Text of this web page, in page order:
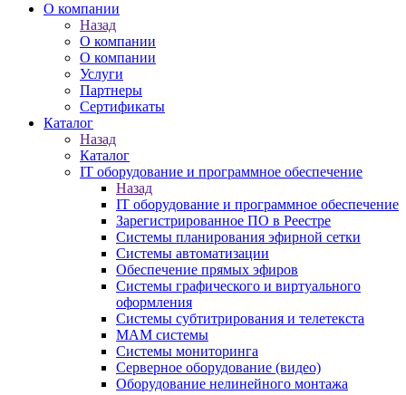
О компании
Назад
О компании
О компании
Услуги
Партнеры
Сертификаты
Каталог
Назад
Каталог
IT оборудование и программное обеспечение
Назад
IT оборудование и программное обеспечение
Зарегистрированное ПО в Реестре
Системы планирования эфирной сетки
Системы автоматизации
Обеспечение прямых эфиров
Системы графического и виртуального
оформления
Системы субтитрирования и телетекста
MAM системы
Системы мониторинга
Серверное оборудование (видео)
Оборудование нелинейного монтажа